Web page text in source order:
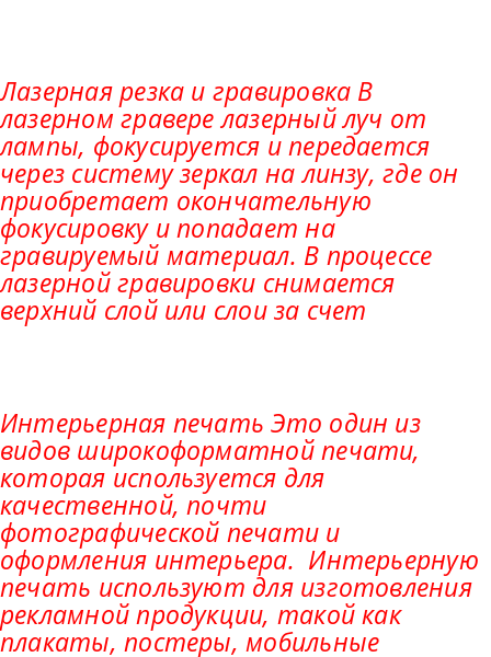
Лазерная резка и гравировка В
лазерном гравере лазерный луч от
лампы, фокусируется и передается
через систему зеркал на линзу, где он
приобретает окончательную
фокусировку и попадает на
гравируемый материал. В процессе
лазерной гравировки снимается
верхний слой или слои за счет
Интерьерная печать Это один из
видов широкоформатной печати,
которая используется для
качественной, почти
фотографической печати и
оформления интерьера. Интерьерную
печать используют для изготовления
рекламной продукции, такой как
плакаты, постеры, мобильные